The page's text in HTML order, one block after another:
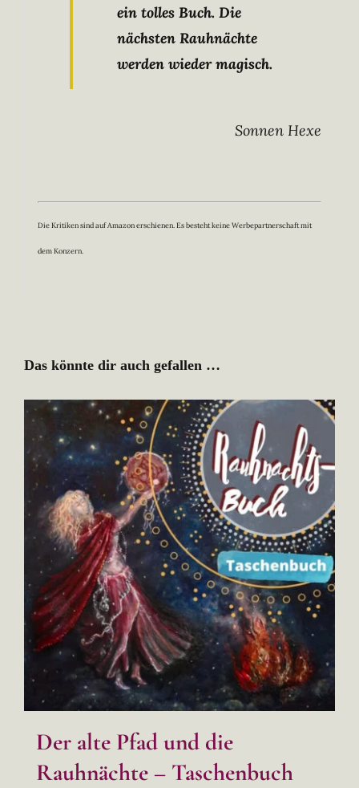
ein tolles Buch. Die
nächsten Rauhnächte
werden wieder magisch.
Sonnen Hexe
Die Kritiken sind auf Amazon erschienen. Es besteht keine Werbepartnerschaft mit
dem Konzern.
Das könnte dir auch gefallen …
Der alte Pfad und die
Rauhnächte – Taschenbuch